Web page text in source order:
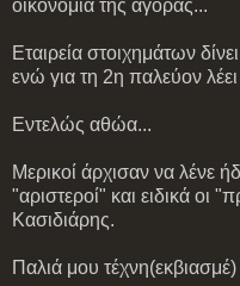
οικονομία της αγοράς...
Εταιρεία στοιχημάτων
ενώ για τη 2η παλεύον
Εντελώς αθώα...
Μερικοί άρχισαν να λένε
"αριστεροί" και ειδικά οι
Κασιδιάρης.
Παλιά μου